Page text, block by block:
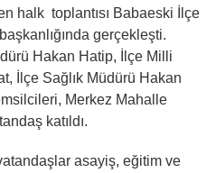
halk toplantısı Babaeski İlçe
gerçekleşti.
Hakan Hatip, İlçe Milli
İlçe Sağlık Müdürü Hakan
Merkez Mahalle
katıldı.
asayiş, eğitim ve